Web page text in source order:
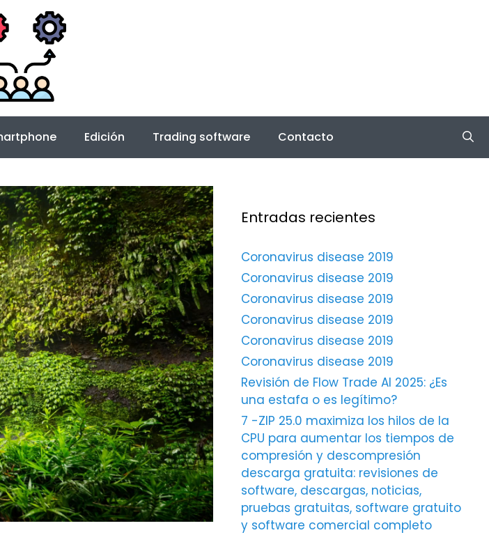
Edición Trading software Contacto
Entradas recientes
Coronavirus disease 2019
Coronavirus disease 2019
Coronavirus disease 2019
Coronavirus disease 2019
Coronavirus disease 2019
Coronavirus disease 2019
Revisión de Flow Trade AI 2025: ¿Es
una estafa o es legítimo?
7 -ZIP 25.0 maximiza los hilos de la
CPU para aumentar los tiempos de
compresión y descompresión
descarga gratuita: revisiones de
software, descargas, noticias,
pruebas gratuitas, software gratuito
y software comercial completo